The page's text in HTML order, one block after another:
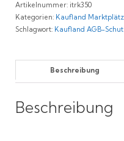
Tschechien
und
Polen
Artikelnummer: itrk350
Kategorien: Kaufland
Schlagwort: Kaufland AGB-
Beschreibung
Beschreibung